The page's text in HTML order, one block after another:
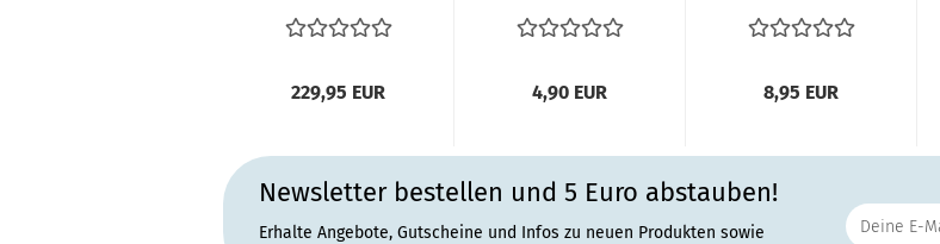
VW Käfer 8.72-
229,95 EUR
und Cockpit...
4,90 EUR
1967
8,95 EUR
Newsletter bestellen und 5 Euro abstauben!
Erhalte Angebote, Gutscheine und Infos zu neuen Produkten sowie